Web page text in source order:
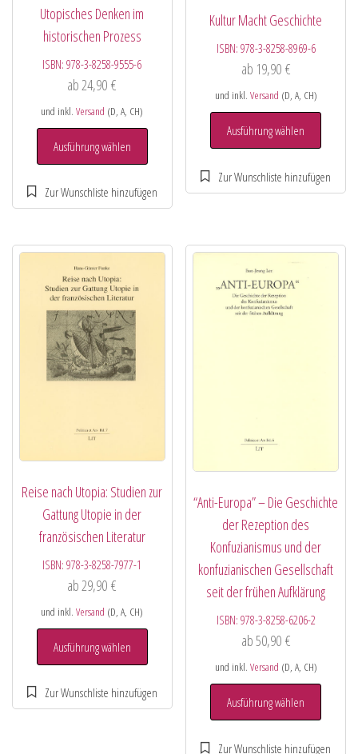
Utopisches Denken im
historischen Prozess
ISBN:978-3-8258-9555-6
ab24,90€
und inkl.Versand (D, A, CH)
Ausführung wählen
Kultur Macht Geschichte
ISBN: 978-3-8258-8969-6
ab 19,90 €
und inkl. Versand (D, A, CH)
Ausführung wählen
Reise nach Utopia: Studien zur
Gattung Utopie in der
französischen Literatur
ISBN:978-3-8258-7977-1
ab 29,90€
und inkl.Versand (D, A, CH)
Ausführung wählen
“Anti-Europa” – Die Geschichte
der Rezeption des
Konfuzianismus und der
konfuzianischen Gesellschaft
seit der frühen Aufklärung
ISBN: 978-3-8258-6206-2
ab50,90 €
und inkl. Versand (D, A, CH)
Ausführung wählen